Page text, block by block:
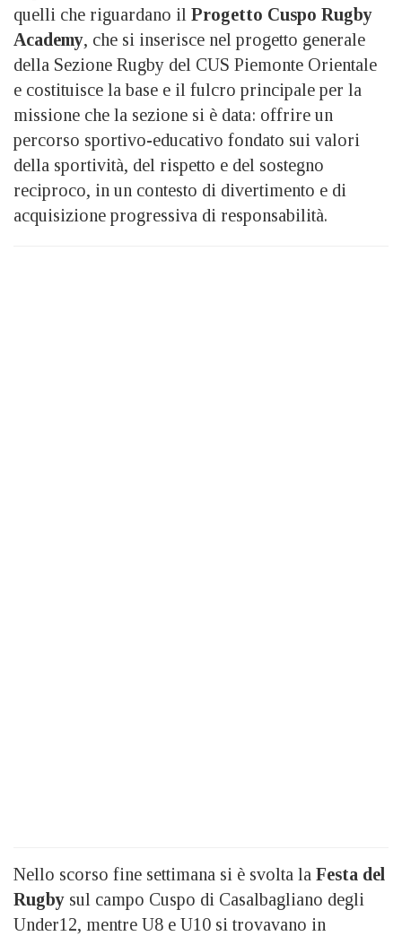
quelli che riguardano il Progetto Cuspo Rugby
Academy, che si inserisce nel progetto generale
della Sezione Rugby del CUS Piemonte Orientale
e costituisce la base e il fulcro principale per la
missione che la sezione si è data: offrire un
percorso sportivo-educativo fondato sui valori
della sportività, del rispetto e del sostegno
reciproco, in un contesto di divertimento e di
acquisizione progressiva di responsabilità.
Nello scorso fine settimana si è svolta la Festa del
Rugby sul campo Cuspo di Casalbagliano degli
Under12, mentre U8 e U10 si trovavano in